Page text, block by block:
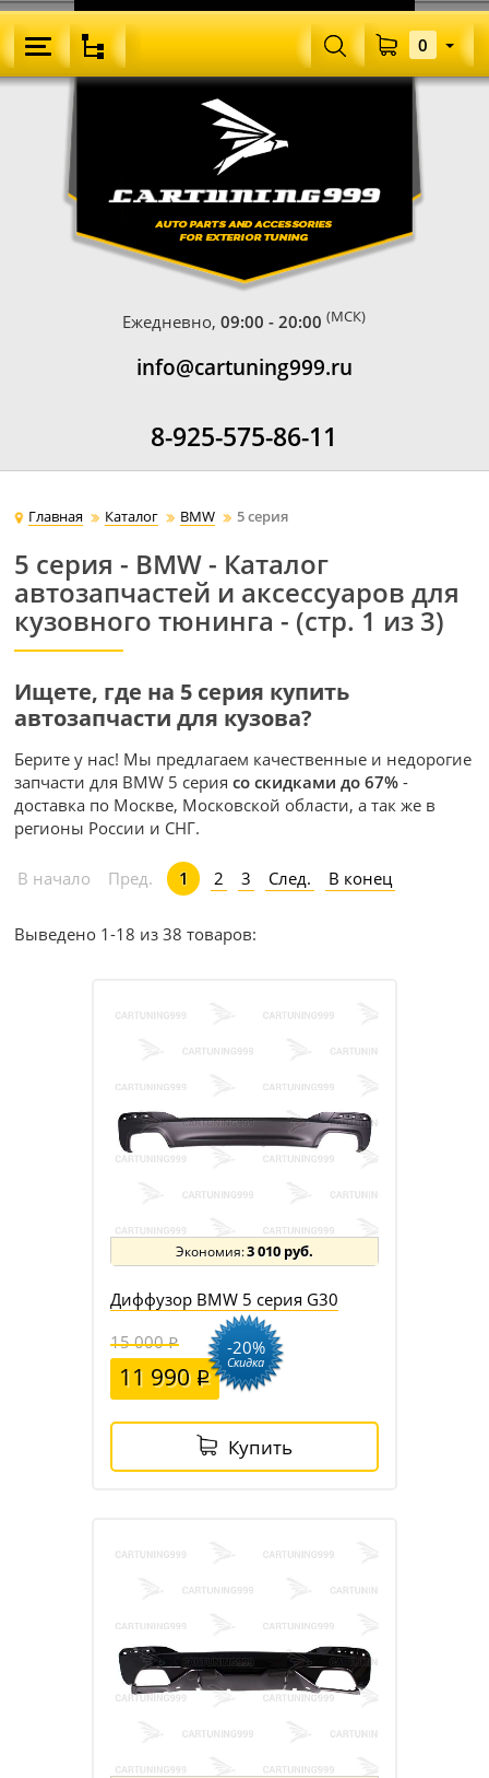
Ежедневно,09:00 - 20:00 (МСК)
info@cartuning999.ru
8-925-575-86-11
0
Главная Каталог BMW 5 серия
5 серия - BMW - Каталог
автозапчастей и аксессуаров для
кузовного тюнинга - (стр. 1 из 3)
Ищете, где на 5 серия купить
автозапчасти для кузова?
Берите у нас! Мы предлагаем качественные и недорогие
запчасти для BMW 5 сериясо скидками до 67% -
доставка по Москве, Московской области, а так же в
регионы России и СНГ.
В начало Пред. 1 2 3 След. В конец
Выведено 1-18 из 38 товаров:
3 010 руб.
Диффузор BMW 5 серия G30
15 000
11 990
-20%
Скидка
Купить